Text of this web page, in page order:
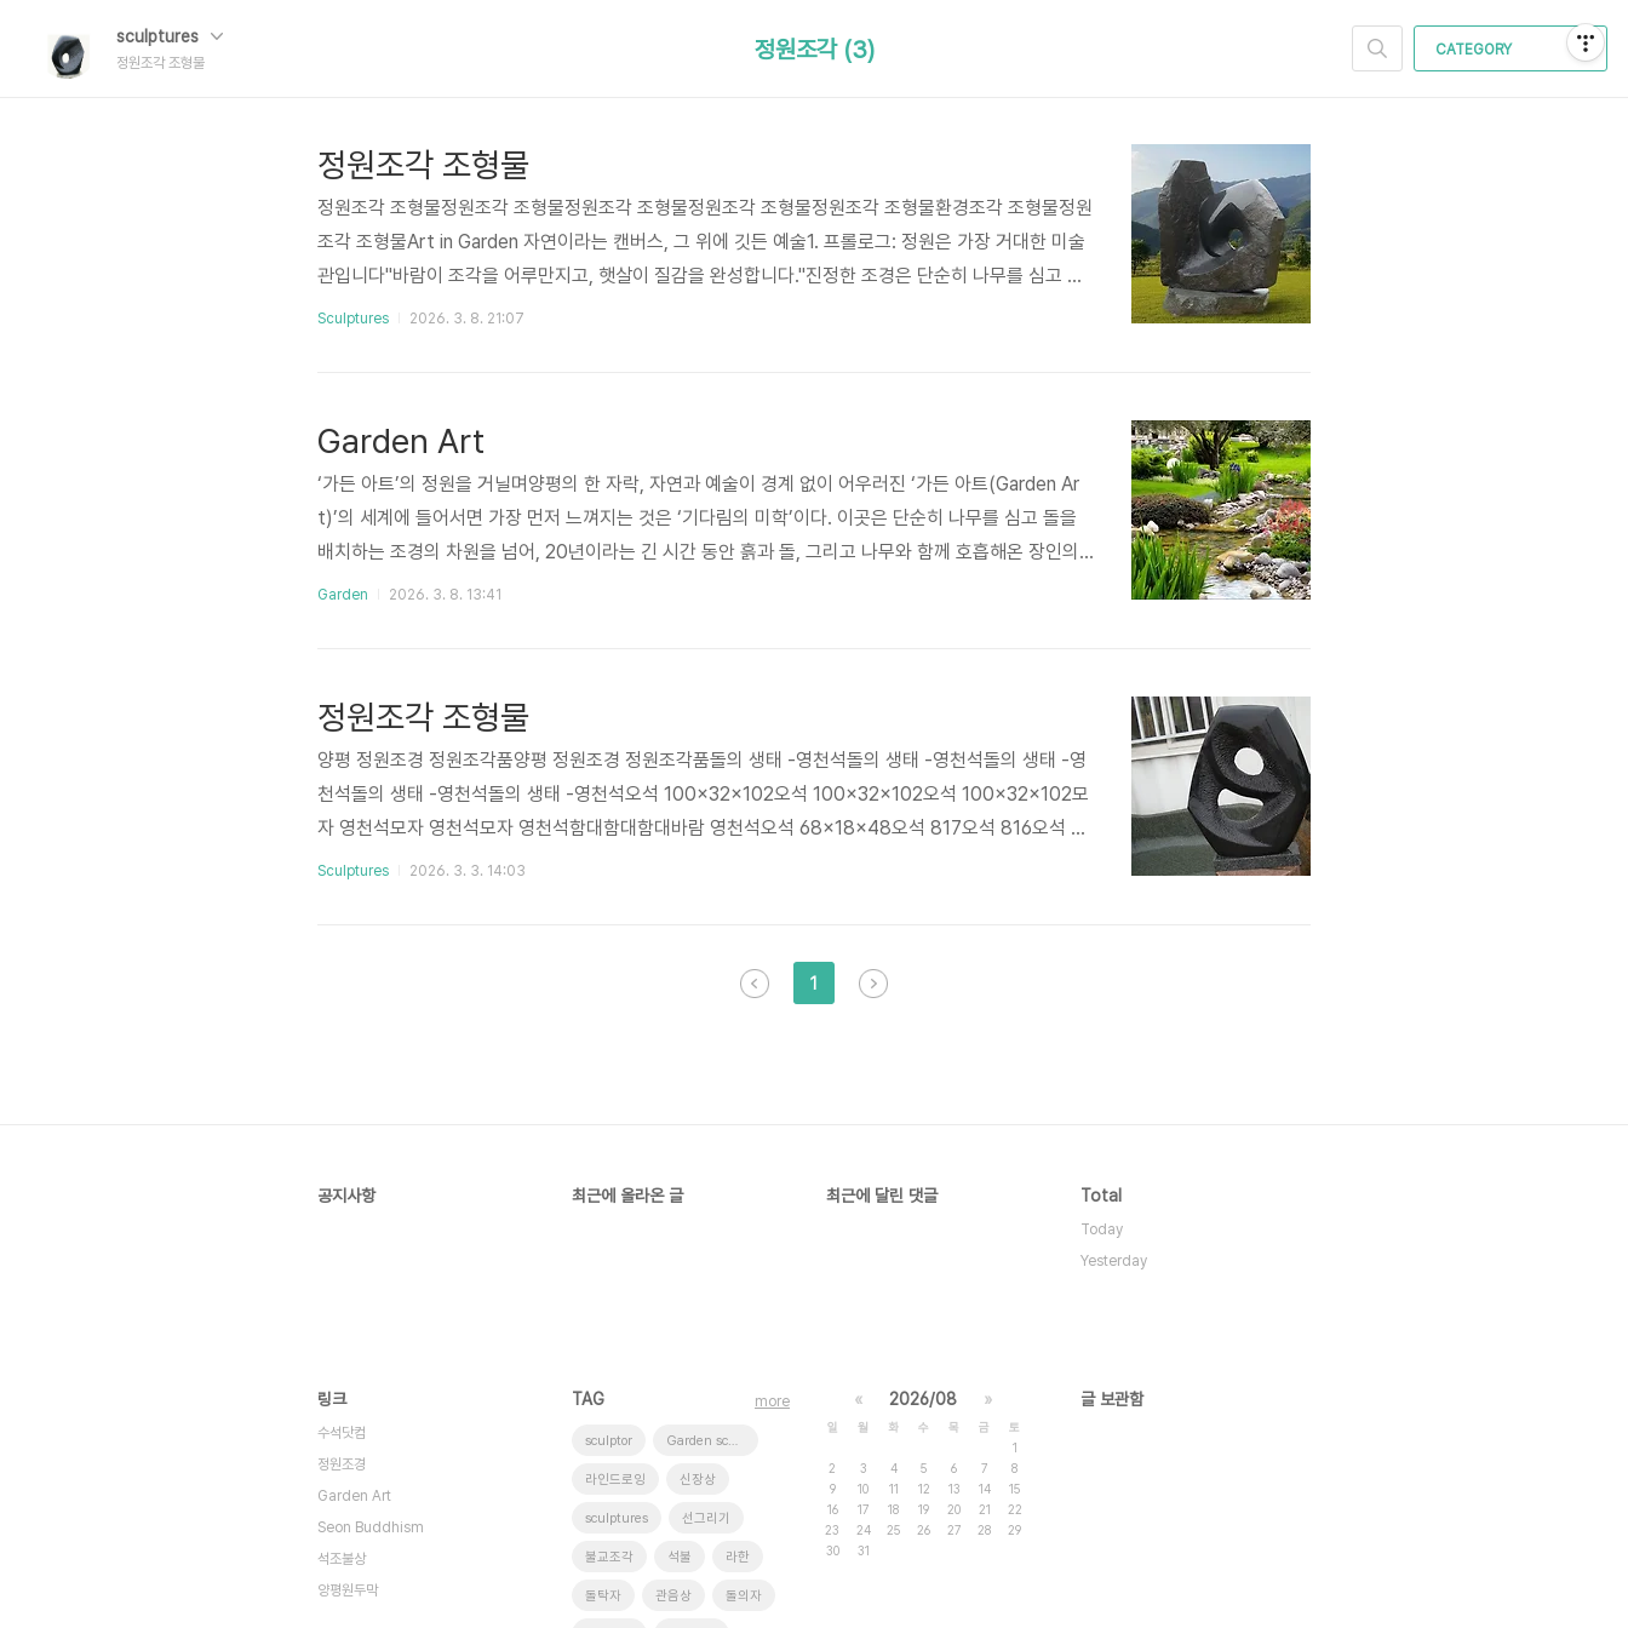
sculptures
정원조각 조형물
CATEGORY
정원조각 (3)
정원조각 조형물
정원조각 조형물정원조각 조형물정원조각 조형물정원조각 조형물정원조각 조형물환경조각 조형물정원
조각 조형물Art in Garden 자연이라는 캔버스, 그 위에 깃든 예술1. 프롤로그: 정원은 가장 거대한 미술
관입니다"바람이 조각을 어루만지고, 햇살이 질감을 완성합니다."진정한 조경은 단순히 나무를 심고 돌
을 놓는 행위를 넘어섭니다. 그것은 대지라는 캔버스 위에 공간을 기획하고 미학을 채우는 종합 예술입
Sculptures 2026. 3. 8. 21:07
Garden Art
‘가든 아트’의 정원을 거닐며양평의 한 자락, 자연과 예술이 경계 없이 어우러진 ‘가든 아트(Garden Ar
t)’의 세계에 들어서면 가장 먼저 느껴지는 것은 ‘기다림의 미학’이다. 이곳은 단순히 나무를 심고 돌을
배치하는 조경의 차원을 넘어, 20년이라는 긴 시간 동안 흙과 돌, 그리고 나무와 함께 호흡해온 장인의
땀방울이 서린 공간이다.가든 아트가 스스로를 정의하는 ‘공간 예술가’이자 ‘생태 파수꾼’이라는 표현은
Garden 2026. 3. 8. 13:41
정원조각 조형물
양평 정원조경 정원조각품양평 정원조경 정원조각품돌의 생태 -영천석돌의 생태 -영천석돌의 생태 -영
천석돌의 생태 -영천석돌의 생태 -영천석오석 100x32x102오석 100x32x102오석 100x32x102모
자 영천석모자 영천석모자 영천석함대함대함대바람 영천석오석 68x18x48오석 817오석 816오석 37
x15x51오석 58x16x70두상 영천석오석 819오석 68x24x90오석 67x22x90오석 110x44x86오
Sculptures 2026. 3. 3. 14:03
1
공지사항 최근에 올라온 글 최근에 달린 댓글 Total
Today
Yesterday
링크
수석닷컴
정원조경
Garden Art
Seon Buddhism
석조불상
양평원두막
TAG
sculptor Garden sculptures
라인드로잉 신장상
sculptures 선그리기
불교조각 석불 라한
돌탁자 관음상 돌의자
more « 2026/08 »
일 월 화 수 목 금
토
1
2
3 4 5 6 7
8
9
10 11 12 13 14
15
16
17 18 19 20 21
22
23
24 25 26 27 28
29
30
31
글 보관함